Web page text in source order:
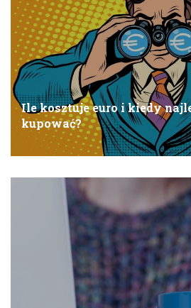
Ile kosztuje euro i kiedy
kupować?